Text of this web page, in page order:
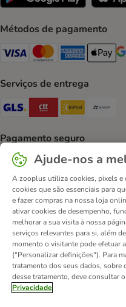
Métodos de pagamento
Visa Payment Method
Mastercard Payment
AmericanApple
Serviços de entrega
GLS Shipping Method
CTTExpress
Pagamento seguro
Security
Contactos Custos de envio
Condições gerais de utilização
Métodos de pagamento
Política de privacidade
Ajude-nos a
A zooplus utiliza cookies, pixels
cookies que são essenciais para
e fazer compras na nossa loja
ativar cookies de desempenho,
melhorar a sua visita à nossa
serviços relevantes para si, além
momento o visitante pode efetuar
("Personalizar definições"). Para
tratamento dos seus dados, sobre
desse tratamento, deve consultar
Privacidade